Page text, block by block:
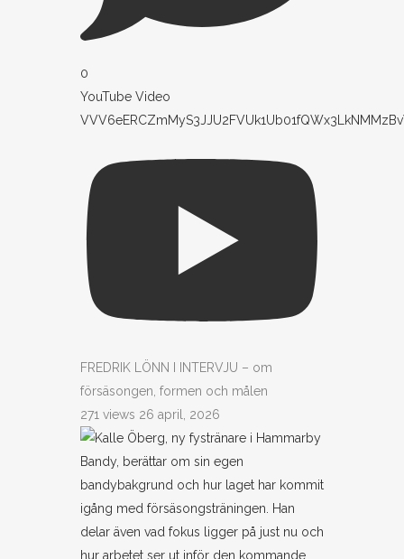
0
YouTube Video
FREDRIK LÖNN I INTERVJU – om
försäsongen, formen och målen
271 views 26 april, 2026